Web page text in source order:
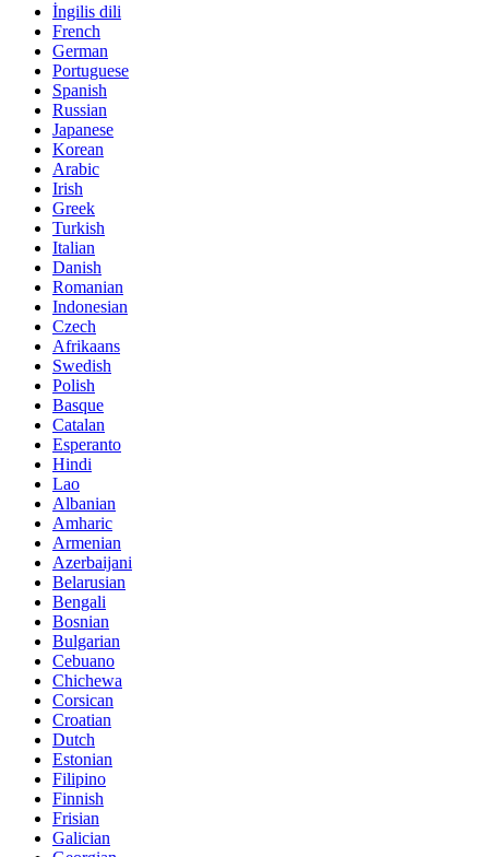
İngilis dili
French
German
Portuguese
Spanish
Russian
Japanese
Korean
Arabic
Irish
Greek
Turkish
Italian
Danish
Romanian
Indonesian
Czech
Afrikaans
Swedish
Polish
Basque
Catalan
Esperanto
Hindi
Lao
Albanian
Amharic
Armenian
Azerbaijani
Belarusian
Bengali
Bosnian
Bulgarian
Cebuano
Chichewa
Corsican
Croatian
Dutch
Estonian
Filipino
Finnish
Frisian
Galician